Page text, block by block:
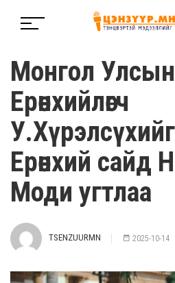
Монгол Улсын
Ерөнхийлөгч
Ерөнхий сайд
Моди угтлаа
TSENZUURMN 2025-10-14